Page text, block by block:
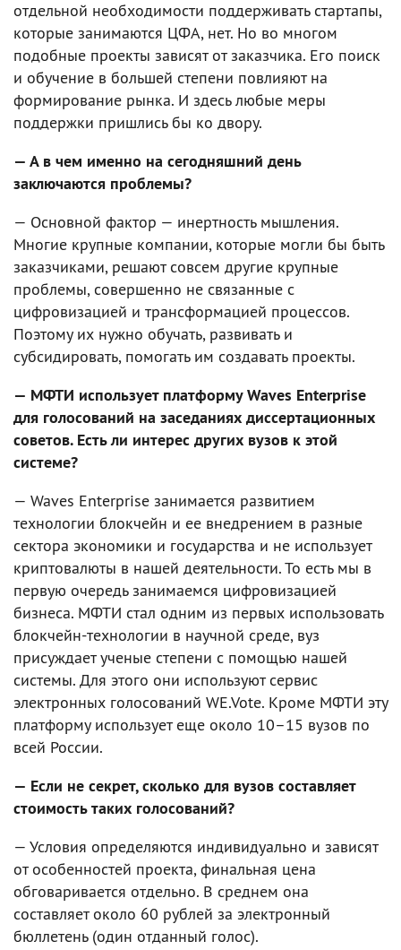
отдельной необходимости поддерживать стартапы,
которые занимаются ЦФА, нет. Но во многом
подобные проекты зависят от заказчика. Его поиск
и обучение в большей степени повлияют на
формирование рынка. И здесь любые меры
поддержки пришлись бы ко двору.
— А в чем именно на сегодняшний день
заключаются проблемы?
— Основной фактор — инертность мышления.
Многие крупные компании, которые могли бы быть
заказчиками, решают совсем другие крупные
проблемы, совершенно не связанные с
цифровизацией и трансформацией процессов.
Поэтому их нужно обучать, развивать и
субсидировать, помогать им создавать проекты.
— МФТИ использует платформу Waves Enterprise
для голосований на заседаниях диссертационных
советов. Есть ли интерес других вузов к этой
системе?
— Waves Enterprise занимается развитием
технологии блокчейн и ее внедрением в разные
сектора экономики и государства и не использует
криптовалюты в нашей деятельности. То есть мы в
первую очередь занимаемся цифровизацией
бизнеса. МФТИ стал одним из первых использовать
блокчейн-технологии в научной среде, вуз
присуждает ученые степени с помощью нашей
системы. Для этого они используют сервис
электронных голосований WE.Vote. Кроме МФТИ эту
платформу использует еще около 10–15 вузов по
всей России.
— Если не секрет, сколько для вузов составляет
стоимость таких голосований?
— Условия определяются индивидуально и зависят
от особенностей проекта, финальная цена
обговаривается отдельно. В среднем она
составляет около 60 рублей за электронный
бюллетень (один отданный голос).